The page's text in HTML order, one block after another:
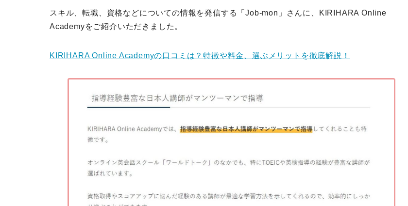
スキル、転職、資格などについての情報を発信する「Job-mon」さんに、KIRIHARA Online
Academyをご紹介いただきました。
KIRIHARA Online Academyの口コミは？特徴や料金、選ぶメリットを徹底解説！